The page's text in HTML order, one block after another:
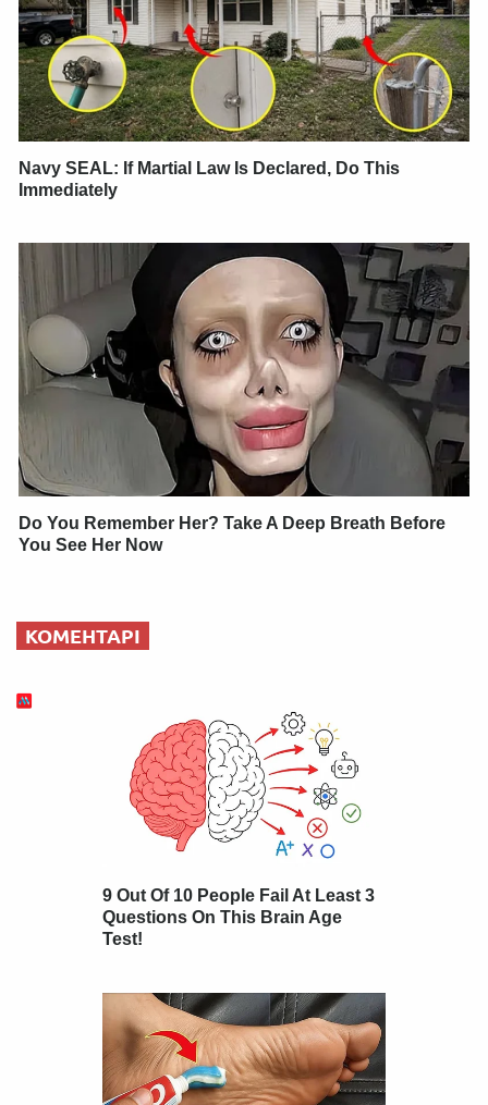
Navy SEAL: If Martial Law Is Declared, Do This
Immediately
Do You Remember Her? Take A Deep Breath Before
You See Her Now
КОМЕНТАРІ